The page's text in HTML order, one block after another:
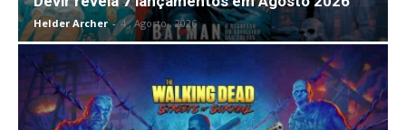
Helder Archer - 4 , Agosto , 2026